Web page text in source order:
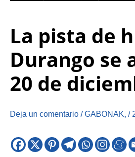
La pista de
Durango se
20 de
Deja un comentario /GABONAK, /